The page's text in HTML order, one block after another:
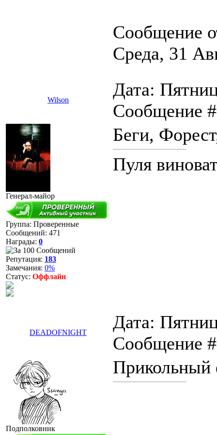
Сообщение
Среда, 31
Wilson
Дата:
Сообщение
Генерал-майор
Группа: Проверенные
Сообщений: 471
Награды: 0
Репутация: 183
Замечания: 0%
Статус: Оффлайн
Беги,
Пуля
DEADOFNIGHT
Дата:
Сообщение
Подполковник